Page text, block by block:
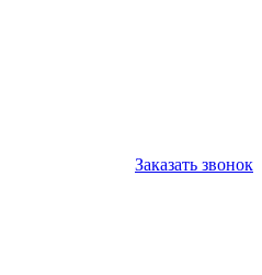
Заказать звонок